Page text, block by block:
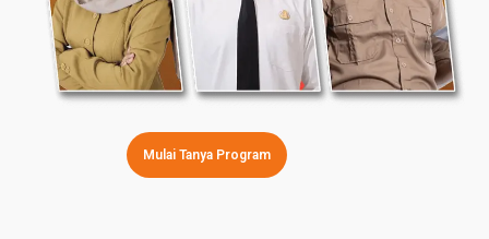
Mulai Tanya Program